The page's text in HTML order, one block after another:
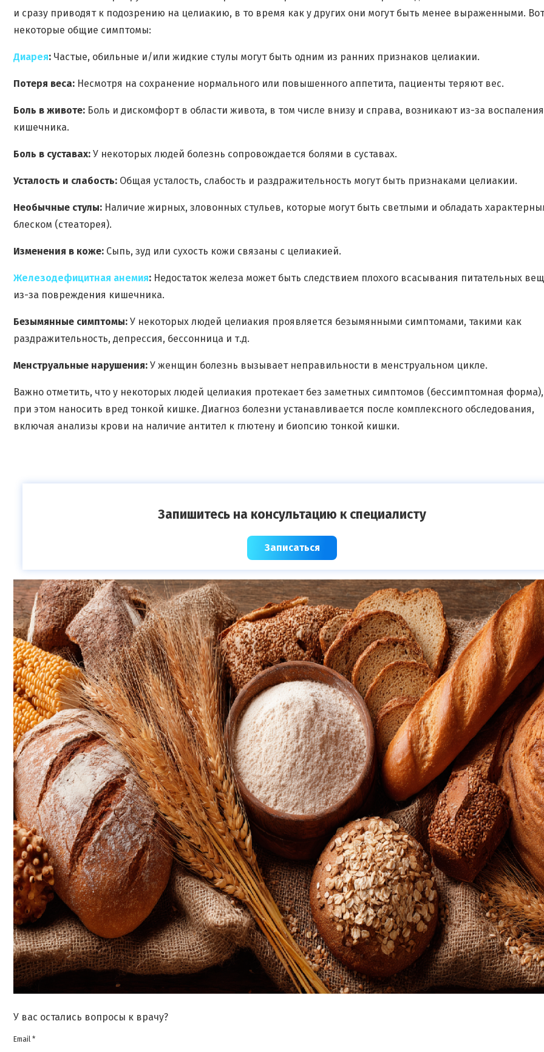
и сразу приводят к подозрению на целиакию, в то время как у других они могут быть менее выраженными. Вот
некоторые общие симптомы:
Диарея: Частые, обильные и/или жидкие стулы могут быть одним из ранних признаков целиакии.
Потеря веса: Несмотря на сохранение нормального или повышенного аппетита, пациенты теряют вес.
Боль в животе: Боль и дискомфорт в области живота, в том числе внизу и справа, возникают из-за воспаления
кишечника.
Боль в суставах: У некоторых людей болезнь сопровождается болями в суставах.
Усталость и слабость: Общая усталость, слабость и раздражительность могут быть признаками целиакии.
Необычные стулы: Наличие жирных, зловонных стульев, которые могут быть светлыми и обладать
блеском (стеаторея).
Изменения в коже: Сыпь, зуд или сухость кожи связаны с целиакией.
Железодефицитная анемия: Недостаток железа может быть следствием плохого всасывания питательных
из-за повреждения кишечника.
Безымянные симптомы: У некоторых людей целиакия проявляется безымянными симптомами, такими как
раздражительность, депрессия, бессонница и т.д.
Менструальные нарушения: У женщин болезнь вызывает неправильности в менструальном цикле.
Важно отметить, что у некоторых людей целиакия протекает без заметных симптомов (бессимптомная
при этом наносить вред тонкой кишке. Диагноз болезни устанавливается после комплексного обследования,
включая анализы крови на наличие антител к глютену и биопсию тонкой кишки.
Запишитесь на консультацию к специалисту
Записаться
У вас остались вопросы к врачу?
Email *